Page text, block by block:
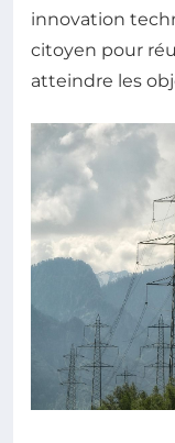
innovation
citoyen pour
atteindre les